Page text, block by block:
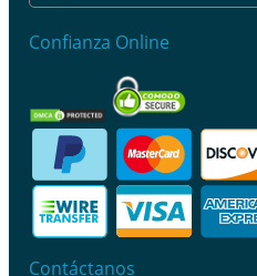
Confianza Online
Contáctanos